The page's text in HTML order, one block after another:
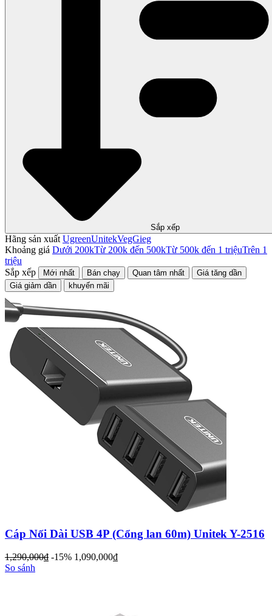
Sắp xếp
Hãng sản xuất UgreenUnitekVegGieg
Khoảng giá Dưới 200kTừ 200k đến 500kTừ 500k đến 1 triệuTrên 1
triệu
Sắp xếp
Mới nhất Bán chạy Quan tâm nhất
Giá tăng dần
Giá giảm dần
khuyến mãi
Cáp Nối Dài USB 4P (Cổng lan 60m) Unitek Y-2516
1,290,000đ -15% 1,090,000đ
So sánh